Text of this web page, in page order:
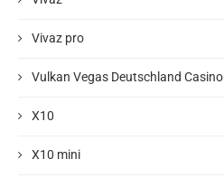
Vivaz pro
Vulkan Vegas Deutschland Casino
X10
X10 mini